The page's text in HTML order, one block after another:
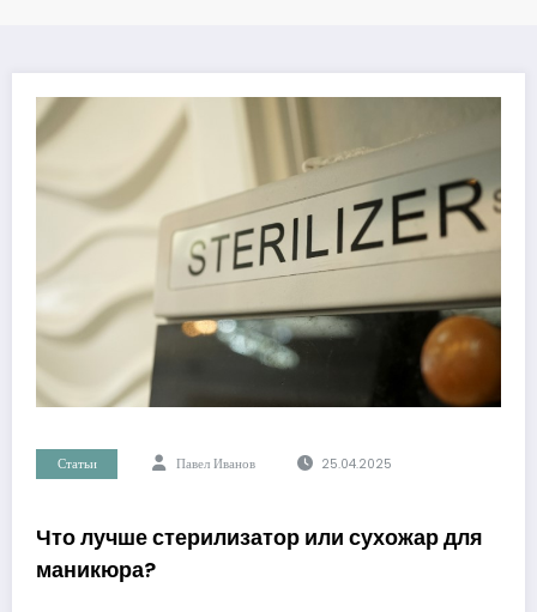
Статьи Павел Иванов 25.04.2025
Что лучше стерилизатор или сухожар для
маникюра?